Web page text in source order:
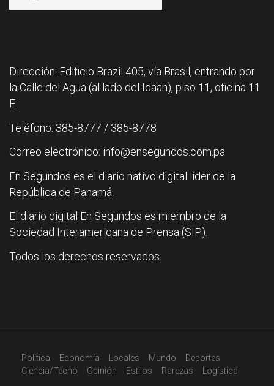
Dirección: Edificio Brazil 405, vía Brasil, entrando por
la Calle del Agua (al lado del Idaan), piso 11, oficina 11
F.
Teléfono: 385-8777 / 385-8778
Correo electrónico: info@ensegundos.com.pa
En Segundos es el diario nativo digital líder de la
República de Panamá.
El diario digital En Segundos es miembro de la
Sociedad Interamericana de Prensa (SIP).
Todos los derechos reservados.
Política Economía Locales Mundo
Deportes
Ciencia/Tecno
Opinión Estilos Rarezas Logística